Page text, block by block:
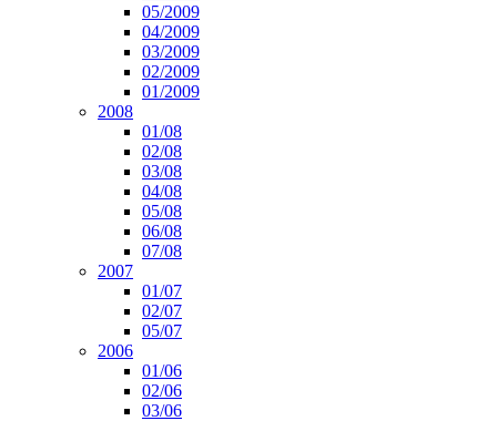
05/2009
04/2009
03/2009
02/2009
01/2009
2008
01/08
02/08
03/08
04/08
05/08
06/08
07/08
2007
01/07
02/07
05/07
2006
01/06
02/06
03/06